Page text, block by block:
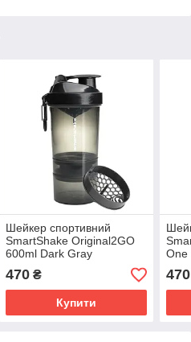
Шейкер спортивний
SmartShake Original2GO
600ml Dark Gray
470₴
Купити
One
470